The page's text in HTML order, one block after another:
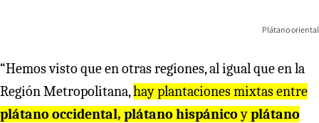
Plátano oriental
“Hemos visto que en otras regiones, al igual que en la
Región Metropolitana,hay plantaciones mixtas entre
plátano occidental, plátano hispánicoyplátano